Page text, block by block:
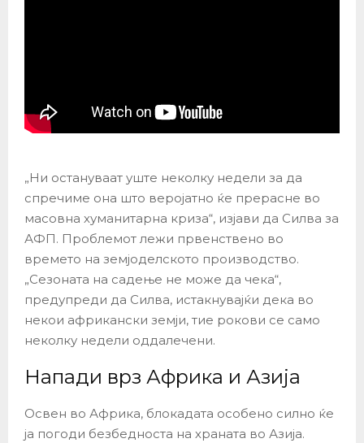
„Ни остануваат уште неколку недели за да
спречиме она што веројатно ќе прерасне во
масовна хуманитарна криза“, изјави да Силва за
АФП. Проблемот лежи првенствено во
времето на земјоделското производство.
„Сезоната на садење не може да чека“,
предупреди да Силва, истакнувајќи дека во
некои африкански земји, тие рокови се само
неколку недели оддалечени.
Напади врз Африка и Азија
Освен во Африка, блокадата особено силно ќе
ја погоди безбедноста на храната во Азија.